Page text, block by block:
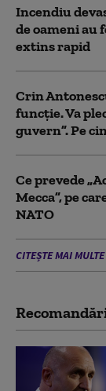
Incendiu
de oameni au
extins rapid
Crin
funcție. Va
guvern”. Pe
Ce prevede
Mecca”, pe
NATO
CITEȘTE MAI MULTE